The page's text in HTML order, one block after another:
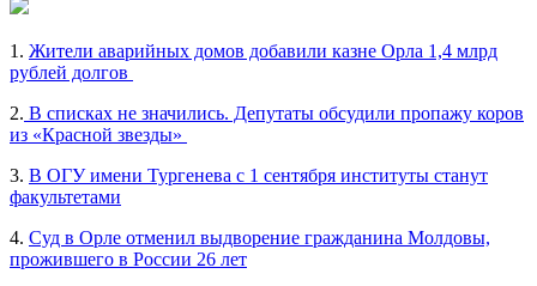
1. Жители аварийных домов добавили казне Орла 1,4 млрд
рублей долгов
2. В списках не значились. Депутаты обсудили пропажу коров
из «Красной звезды»
3. В ОГУ имени Тургенева с 1 сентября институты станут
факультетами
4. Суд в Орле отменил выдворение гражданина Молдовы,
прожившего в России 26 лет